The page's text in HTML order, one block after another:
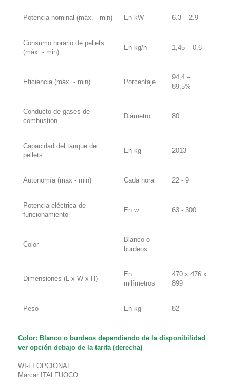
Potencia nominal (máx. - min) En kW 6.3 – 2.9
Consumo horario de pellets
(máx. - min)
En kg/h 1,45 – 0,6
Eficiencia (máx. - min) Porcentaje
94,4 –
89,5%
Conducto de gases de
combustión
Diámetro 80
Capacidad del tanque de
pellets
En kg 2013
Autonomía (max - min) Cada hora 22 - 9
Potencia eléctrica de
funcionamiento
En w 63 - 300
Color
Blanco o
burdeos
Dimensiones (L x W x H)
En
milímetros
470 x 476 x
899
Peso En kg 82
Color: Blanco o burdeos dependiendo de la disponibilidad
ver opción debajo de la tarifa (derecha)
WI-FI OPCIONAL
Marcar ITALFUOCO